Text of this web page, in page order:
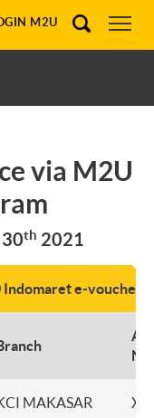
M2U
via M2U
th 2021
e-voucher
MAKASAR